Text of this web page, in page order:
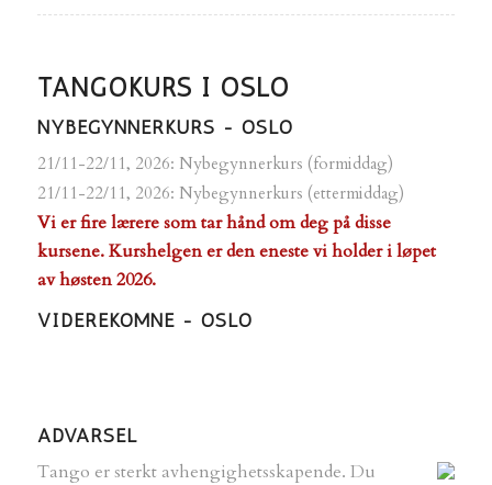
TANGOKURS I OSLO
NYBEGYNNERKURS - OSLO
21/11-22/11, 2026: Nybegynnerkurs (formiddag)
21/11-22/11, 2026: Nybegynnerkurs (ettermiddag)
Vi er fire lærere som tar hånd om deg på disse
kursene. Kurshelgen er den eneste vi holder i løpet
av høsten 2026.
VIDEREKOMNE - OSLO
ADVARSEL
Tango er sterkt avhengighetsskapende. Du